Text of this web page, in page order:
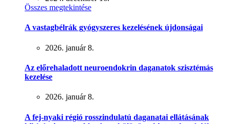
Összes megtekintése
A vastagbélrák gyógyszeres kezelésének újdonságai
2026. január 8.
Az előrehaladott neuroendokrin daganatok szisztémás
kezelése
2026. január 8.
A fej-nyaki régió rosszindulatú daganatai ellátásának